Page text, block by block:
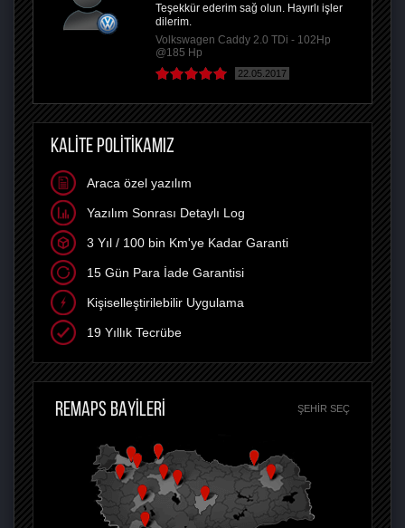
Teşekkür ederim sağ olun. Hayırlı işler
dilerim.
Volkswagen Caddy 2.0 TDi - 102Hp
@185 Hp
22.05.2017
KALİTE POLİTİKAMIZ
Araca özel yazılım
Yazılım Sonrası Detaylı Log
3 Yıl / 100 bin Km'ye Kadar Garanti
15 Gün Para İade Garantisi
Kişiselleştirilebilir Uygulama
19 Yıllık Tecrübe
REMAPS BAYİLERİ ŞEHIR SEÇ